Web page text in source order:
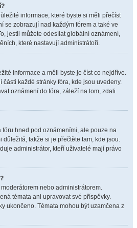
informace, které byste si měli přečíst
se zobrazují nad každým fórem a také ve
jestli můžete odesílat globální oznámení,
které nastavují administrátoři.
informace a měli byste je číst co nejdříve.
každé stránky fóra, kde jsou uvedeny.
oznámení do fóra, záleží na tom, zdali
fóru hned pod oznámeními, ale pouze na
důležitá, takže si je přečtěte tam, kde jsou.
administrátor, kteří uživatelé mají právo
nebo administrátorem.
témata ani upravovat své příspěvky.
ukončeno. Témata mohou být uzamčena z